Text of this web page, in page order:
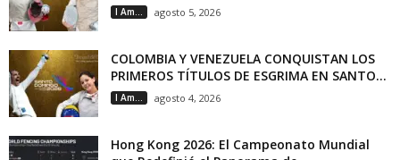
I Am... agosto 5, 2026
COLOMBIA Y VENEZUELA CONQUISTAN LOS
PRIMEROS TÍTULOS DE ESGRIMA EN SANTO...
I Am... agosto 4, 2026
Hong Kong 2026: El Campeonato Mundial